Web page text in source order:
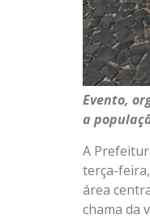
Evento,
a
A
terça-
área
chama da